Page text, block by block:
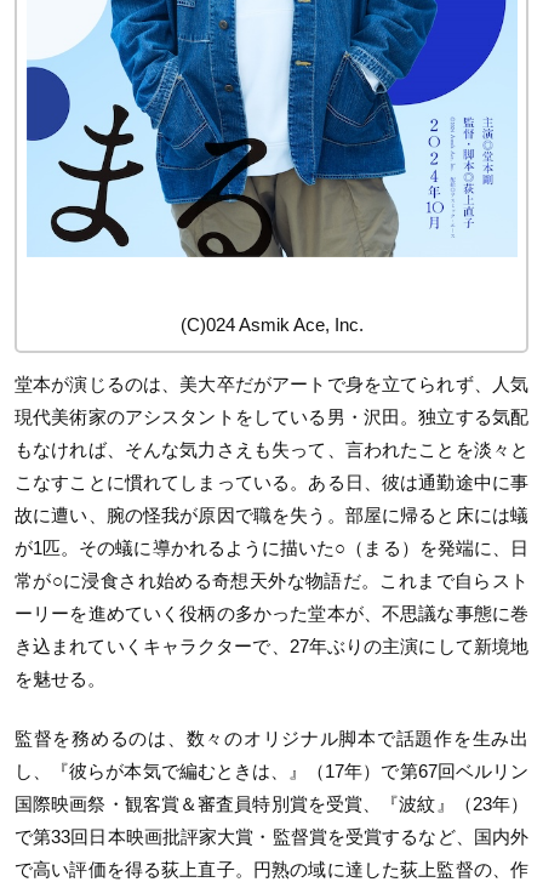
(C)024 Asmik Ace, Inc.
堂本が演じるのは、美大卒だがアートで身を立てられず、人気
現代美術家のアシスタントをしている男・沢田。独立する気配
もなければ、そんな気力さえも失って、言われたことを淡々と
こなすことに慣れてしまっている。ある日、彼は通勤途中に事
故に遭い、腕の怪我が原因で職を失う。部屋に帰ると床には蟻
が1匹。その蟻に導かれるように描いた○（まる）を発端に、日
常が○に浸食され始める奇想天外な物語だ。これまで自らスト
ーリーを進めていく役柄の多かった堂本が、不思議な事態に巻
き込まれていくキャラクターで、27年ぶりの主演にして新境地
を魅せる。
監督を務めるのは、数々のオリジナル脚本で話題作を生み出
し、『彼らが本気で編むときは、』（17年）で第67回ベルリン
国際映画祭・観客賞＆審査員特別賞を受賞、『波紋』（23年）
で第33回日本映画批評家大賞・監督賞を受賞するなど、国内外
で高い評価を得る荻上直子。円熟の域に達した荻上監督の、作